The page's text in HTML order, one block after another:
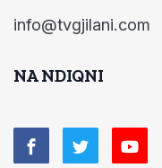
info@tvgjilani.com
NA NDIQNI